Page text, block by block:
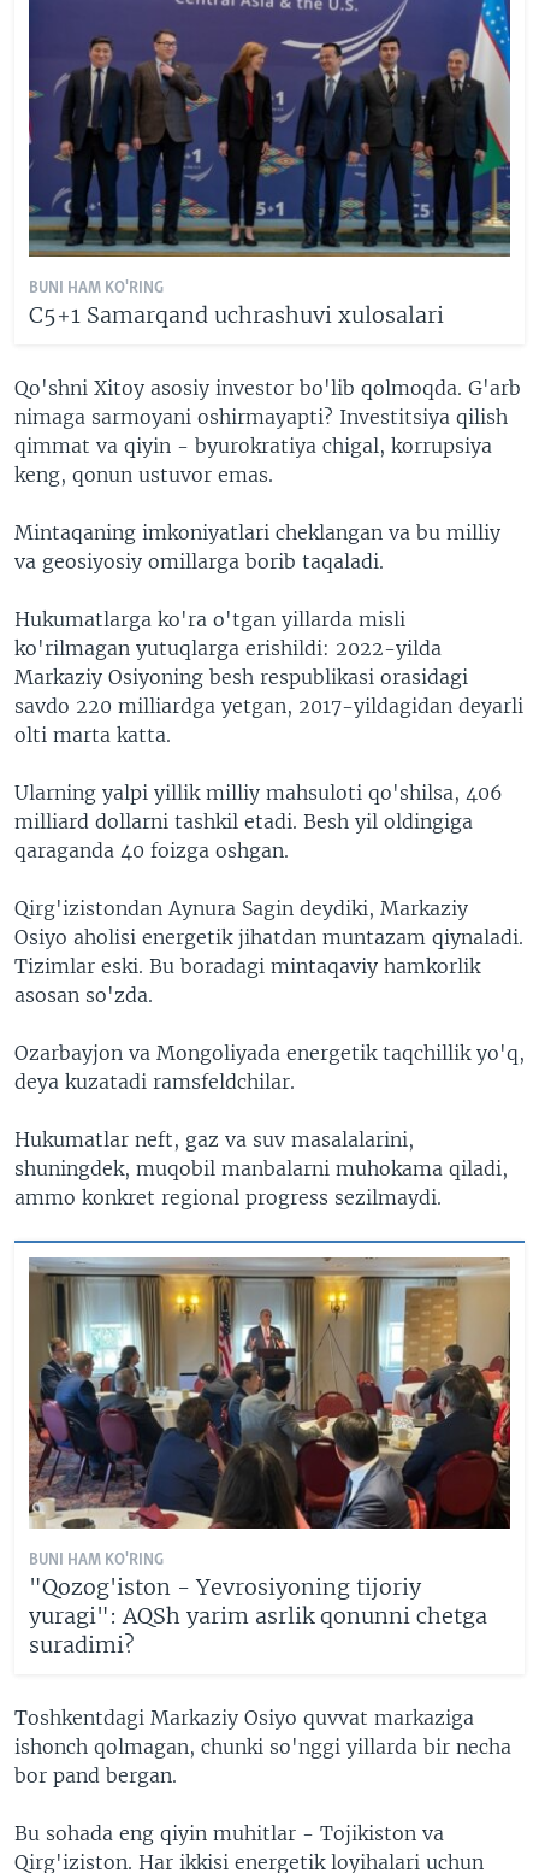
BUNI HAM KO'RING
C5+1 Samarqand uchrashuvi xulosalari
Qo'shni Xitoy asosiy investor bo'lib qolmoqda. G'arb
nimaga sarmoyani oshirmayapti? Investitsiya qilish
qimmat va qiyin - byurokratiya chigal, korrupsiya
keng, qonun ustuvor emas.
Mintaqaning imkoniyatlari cheklangan va bu milliy
va geosiyosiy omillarga borib taqaladi.
Hukumatlarga ko'ra o'tgan yillarda misli
ko'rilmagan yutuqlarga erishildi: 2022-yilda
Markaziy Osiyoning besh respublikasi orasidagi
savdo 220 milliardga yetgan, 2017-yildagidan deyarli
olti marta katta.
Ularning yalpi yillik milliy mahsuloti qo'shilsa, 406
milliard dollarni tashkil etadi. Besh yil oldingiga
qaraganda 40 foizga oshgan.
Qirg'izistondan Aynura Sagin deydiki, Markaziy
Osiyo aholisi energetik jihatdan muntazam qiynaladi.
Tizimlar eski. Bu boradagi mintaqaviy hamkorlik
asosan so'zda.
Ozarbayjon va Mongoliyada energetik taqchillik yo'q,
deya kuzatadi ramsfeldchilar.
Hukumatlar neft, gaz va suv masalalarini,
shuningdek, muqobil manbalarni muhokama qiladi,
ammo konkret regional progress sezilmaydi.
BUNI HAM KO'RING
"Qozog'iston - Yevrosiyoning tijoriy
yuragi": AQSh yarim asrlik qonunni chetga
suradimi?
Toshkentdagi Markaziy Osiyo quvvat markaziga
ishonch qolmagan, chunki so'nggi yillarda bir necha
bor pand bergan.
Bu sohada eng qiyin muhitlar - Tojikiston va
Qirg'iziston. Har ikkisi energetik loyihalari uchun